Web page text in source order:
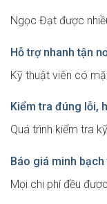
Ngọc Đạt được
Hỗ trợ nhanh tận
Kỹ thuật viên có
Kiểm tra đúng lỗi,
Quá trình kiểm tra
Báo giá minh
Mọi chi phí đều